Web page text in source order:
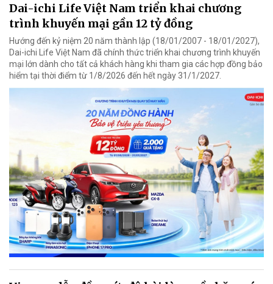
Dai-ichi Life Việt Nam triển khai chương
trình khuyến mại gần 12 tỷ đồng
Hướng đến kỷ niệm 20 năm thành lập (18/01/2007 - 18/01/2027),
Dai-ichi Life Việt Nam đã chính thức triển khai chương trình khuyến
mại lớn dành cho tất cả khách hàng khi tham gia các hợp đồng bảo
hiểm tại thời điểm từ 1/8/2026 đến hết ngày 31/1/2027.